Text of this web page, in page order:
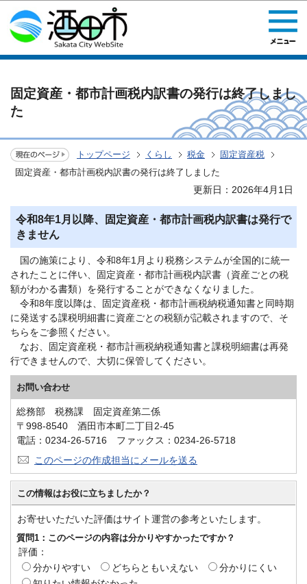
このページの本文へ移動
固定資産・都市計画税内訳書の発行は終了しまし
た
トップページ くらし 税金
固定資産税
固定資産・都市計画税内訳書の発行は終了しました
更新日：2026年4月1日
令和8年1月以降、固定資産・都市計画税内訳書は発行で
きません
国の施策により、令和8年1月より税務システムが全国的に統一
されたことに伴い、固定資産・都市計画税内訳書（資産ごとの税
額がわかる書類）を発行することができなくなりました。
令和8年度以降は、固定資産税・都市計画税納税通知書と同時期
に発送する課税明細書に資産ごとの税額が記載されますので、そ
ちらをご参照ください。
なお、固定資産税・都市計画税納税通知書と課税明細書は再発
行できませんので、大切に保管してください。
お問い合わせ
総務部 税務課 固定資産第二係
〒998-8540 酒田市本町二丁目2-45
電話：0234-26-5716 ファックス：0234-26-5718
このページの作成担当にメールを送る
この情報はお役に立ちましたか？
お寄せいただいた評価はサイト運営の参考といたします。
質問1：このページの内容は分かりやすかったですか？
評価：
分かりやすい
どちらともいえない
分かりにくい